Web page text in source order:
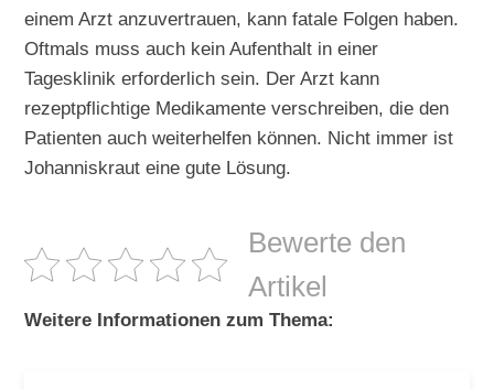
einem Arzt anzuvertrauen, kann fatale Folgen haben.
Oftmals muss auch kein Aufenthalt in einer
Tagesklinik erforderlich sein. Der Arzt kann
rezeptpflichtige Medikamente verschreiben, die den
Patienten auch weiterhelfen können. Nicht immer ist
Johanniskraut eine gute Lösung.
Bewerte den
Artikel
Weitere Informationen zum Thema: